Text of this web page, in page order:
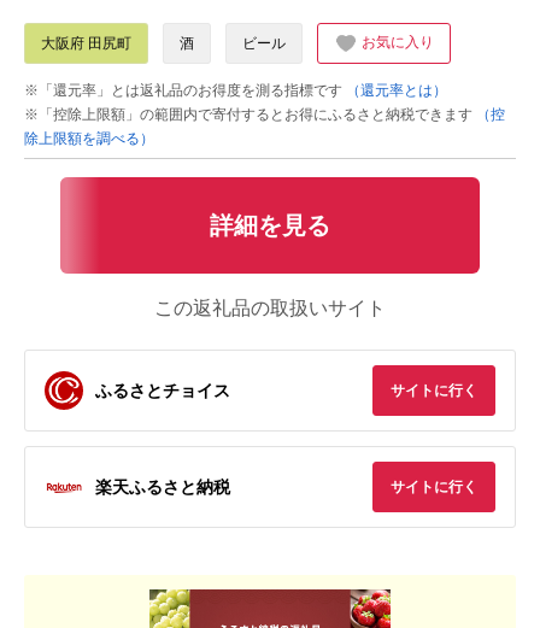
大阪府 田尻町 酒 ビール お気に入り
※「還元率」とは返礼品のお得度を測る指標です
（還元率とは）
※「控除上限額」の範囲内で寄付するとお得にふるさと納税できます
（控
除上限額を調べる）
詳細を見る
この返礼品の取扱いサイト
ふるさとチョイス サイトに行く
楽天ふるさと納税 サイトに行く